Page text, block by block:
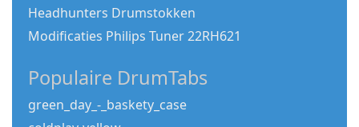
Headhunters Drumstokken
Modificaties Philips Tuner 22RH621
Populaire DrumTabs
green_day_-_baskety_case